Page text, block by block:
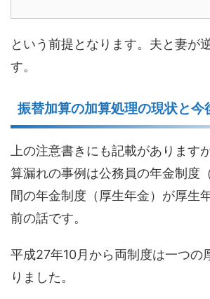
という前提となります。夫と妻が
す。
振替加算の加算処理の現状と今
上の注意書きにも記載があります
算漏れの事例は公務員の年金制度
間の年金制度（厚生年金）が厚生
前の話です。
平成27年10月から両制度は一つの
りました。